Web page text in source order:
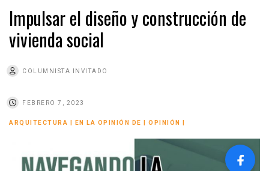
Impulsar el diseño y construcción de
vivienda social
COLUMNISTA INVITADO
FEBRERO 7, 2023
ARQUITECTURA EN LA OPINIÓN DE OPINIÓN